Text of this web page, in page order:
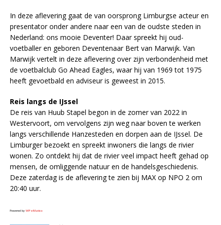
In deze aflevering gaat de van oorsprong Limburgse acteur en
presentator onder andere naar een van de oudste steden in
Nederland: ons mooie Deventer! Daar spreekt hij oud-
voetballer en geboren Deventenaar Bert van Marwijk. Van
Marwijk vertelt in deze aflevering over zijn verbondenheid met
de voetbalclub Go Ahead Eagles, waar hij van 1969 tot 1975
heeft gevoetbald en adviseur is geweest in 2015.
Reis langs de IJssel
De reis van Huub Stapel begon in de zomer van 2022 in
Westervoort, om vervolgens zijn weg naar boven te werken
langs verschillende Hanzesteden en dorpen aan de IJssel. De
Limburger bezoekt en spreekt inwoners die langs de rivier
wonen. Zo ontdekt hij dat de rivier veel impact heeft gehad op
mensen, de omliggende natuur en de handelsgeschiedenis.
Deze zaterdag is de aflevering te zien bij MAX op NPO 2 om
20:40 uur.
Powered by WPeMatico